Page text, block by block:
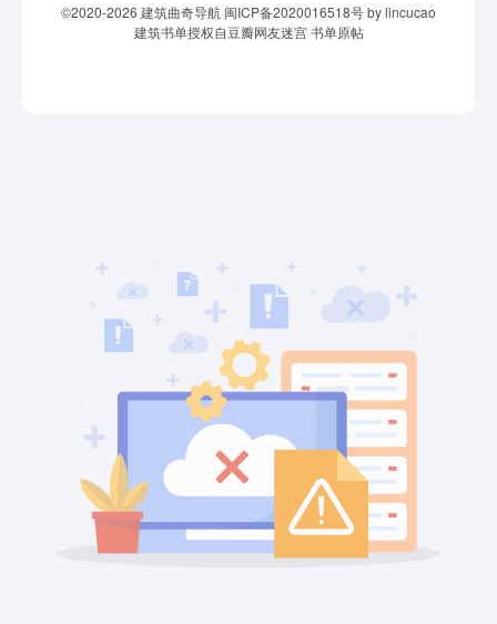
©2020-2026 建筑曲奇导航 闽ICP备2020016518号by lincucao
建筑书单授权自豆瓣网友迷宫书单原帖